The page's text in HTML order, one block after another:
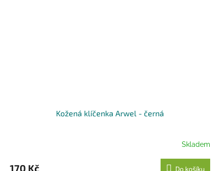
Kožená klíčenka Arwel - černá
Skladem
170 Kč Do košíku